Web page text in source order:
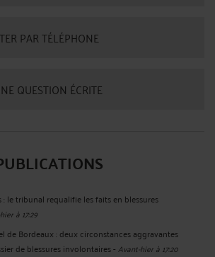
PAR TÉLÉPHONE
QUESTION ÉCRITE
le tribunal requalifie les faits en blessures
à 17:29
de Bordeaux : deux circonstances aggravantes
de blessures involontaires-Avant-hier à 17:20